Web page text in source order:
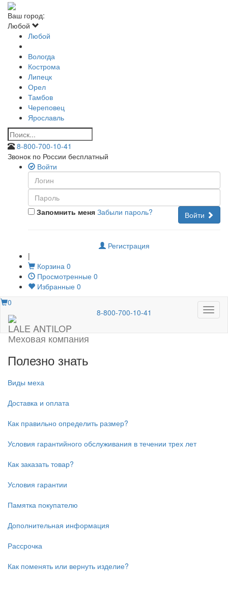
Ваш город:
Любой
Любой
Вологда
Кострома
Липецк
Орел
Тамбов
Череповец
Ярославль
8-800-700-10-41
Звонок по России бесплатный
Войти
Запомнить меня Войти
Забыли пароль?
Регистрация
|
Корзина 0
Просмотренные 0
Избранные 0
Меню
0
LALE ANTILOP
Меховая компания
8-800-700-10-41
Полезно знать
Виды меха
Доставка и оплата
Как правильно определить размер?
Условия гарантийного обслуживания в течении трех лет
Как заказать товар?
Условия гарантии
Памятка покупателю
Дополнительная информация
Рассрочка
Как поменять или вернуть изделие?